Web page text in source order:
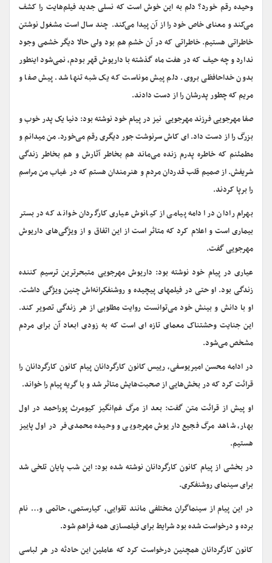
وحیده رقم خورد؟ دلم به این خوش است که نسلی جدید فیلم‌هایت را کشف
می‌کند و معنای خاص خود را از آن پیدا می‌کند. چند سال است مشغول نوشتن
خاطراتی هستیم. خاطراتی که در آن خشم هم بود ولی حالا دیگر خشمی وجود
ندارد و چه حیف که در هفت ماه گذشته با داریوش قهر بودم‌، نمی‌شود اینطور
بدون خداحافظی بروی. دلم پیش موناست که یک شبه تنها شد. پیش صفا و
مریم که چطور پدرشان را از دست دادند.
صفا مهرجویی فرزند مهرجویی نیز در پیام خود نوشته بود: دنیا یک پدر خوب و
بزرگ را از دست داد. ای کاش سرنوشت جور دیگری رقم می‌خورد. من میدانم و
مطمئنم که خاطره پدرم زنده می‌ماند هم بخاطر آثارش و هم بخاطر زندگی
شریفش. از صمیم قلب قدردان مردم و هنرمندان هستم که در غیاب من مراسم
را برپا کردند.
بهرام رادان در ادامه پیامی از کیانوش عیاری کارگردان خواند که در بستر
بیماری است و اعلام کرد که متاثر است از این اتفاق و از ویژگی‌های داریوش
مهرجویی گفت.
عیاری در پیام خود نوشته بود: داریوش مهرجویی متبحرترین ترسیم کننده
زندگی بود. او حتی در فیلمهای پیچیده و روشنفکرانه‌اش چنین ویژگی داشت.
او با دانش و بینش خود می‌توانست روایت مطلوبی از هر زندگی تصویر کند.
این جنایت وحشتناک معمای تازه ای است که به زودی ابعاد آن برای مردم
مشخص می‌شود.
در ادامه محسن امیریوسفی، رییس کانون کارگردانان پیام کانون کارگردانان را
قرائت کرد که در بخش‌هایی از صحبت‌هایش متاثر شد و با گریه پیام را خواند.
او پیش از قرائت متن گفت: بعد از مرگ غم‌انگیز کیومرث پوراحمد در اول
بهار، شاهد مرگ فجیع داریوش مهرجویی و وحیده محمدی‌فر در اول پاییز
هستیم.
در بخشی از پیام کانون کارگردانان نوشته شده بود: این شب پایان تلخی شد
برای سینمای روشنفکری.
در این پیام از سینماگران مختلفی مانند تقوایی، کیارستمی، حاتمی و… نام
برده و درخواست شده بود شرایط برای فیلمسازی همه فراهم شود.
کانون کارگردانان همچنین درخواست کرد که عاملین این حادثه در هر لباسی